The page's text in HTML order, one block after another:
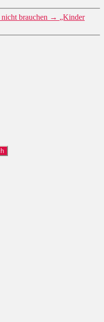
brauchen → „Kinder